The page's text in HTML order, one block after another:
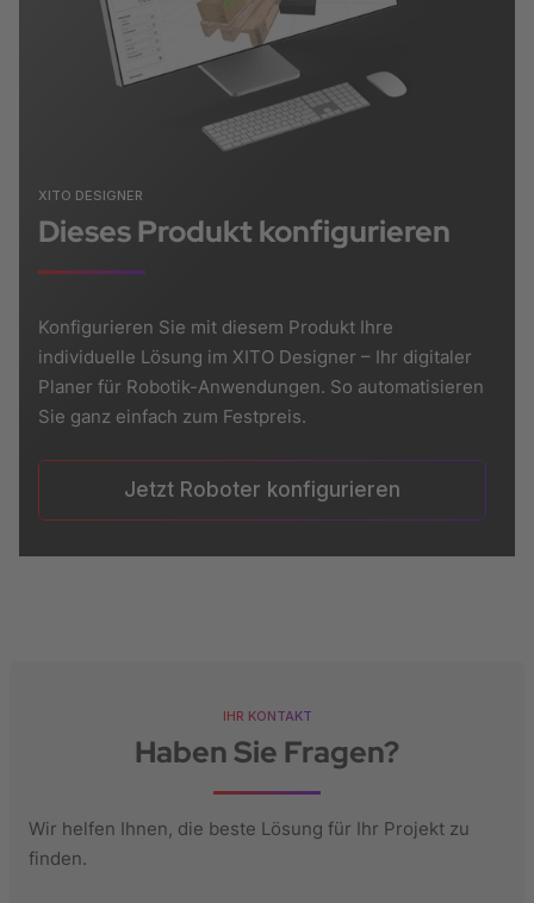
XITO DESIGNER
Dieses Produkt konfigurieren
Konfigurieren Sie mit diesem Produkt Ihre
individuelle Lösung im XITO Designer – Ihr digitaler
Planer für Robotik-Anwendungen. So automatisieren
Sie ganz einfach zum Festpreis.
Jetzt Roboter konfigurieren
IHR KONTAKT
Haben Sie Fragen?
Wir helfen Ihnen, die beste Lösung für Ihr Projekt zu
finden.